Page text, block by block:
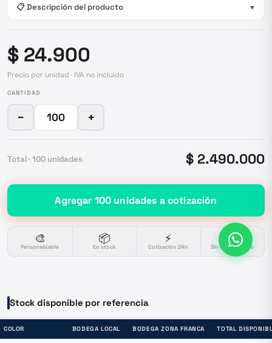
📋 Descripción del producto ▼
$ 24.900
Precio por unidad · IVA no incluido
CANTIDAD
− +
Total · 100 unidades $ 2.490.000
Agregar 100 unidades a cotización
🎨
Personalizable
📦
En stock
⚡
Cotización 24h
🔒
Sin compromiso
Stock disponible por referencia
COLOR BODEGA LOCAL BODEGA ZONA FRANCA TOTAL